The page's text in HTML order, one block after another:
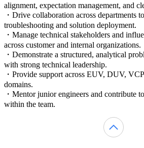
alignment, expectation management, and
・Drive collaboration across departments
troubleshooting and solution deployment.
・Manage technical stakeholders and
across customer and internal organizations.
・Demonstrate a structured, analytical
with strong technical leadership.
・Provide support across EUV, DUV,
domains.
・Mentor junior engineers and contribute
within the team.